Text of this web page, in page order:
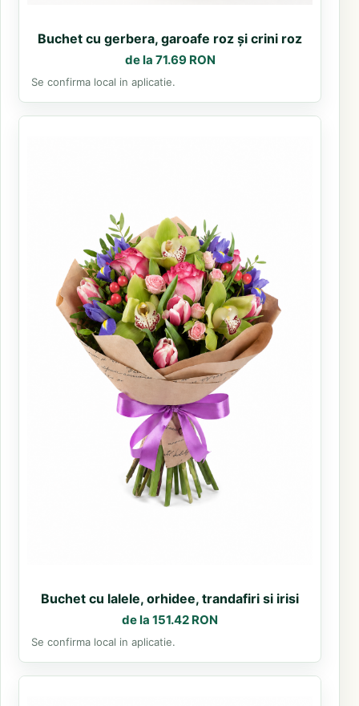
Buchet cu gerbera, garoafe roz și crini roz
de la 71.69 RON
Se confirma local in aplicatie.
Buchet cu lalele, orhidee, trandafiri si irisi
de la 151.42 RON
Se confirma local in aplicatie.